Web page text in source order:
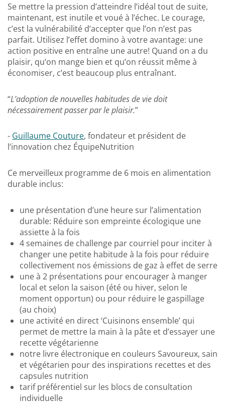
Se mettre la pression d’atteindre l’idéal tout de suite,
maintenant, est inutile et voué à l’échec. Le courage,
c’est la vulnérabilité d’accepter que l’on n’est pas
parfait. Utilisez l’effet domino à votre avantage: une
action positive en entraîne une autre! Quand on a du
plaisir, qu’on mange bien et qu’on réussit même à
économiser, c’est beaucoup plus entraînant.
“L’adoption de nouvelles habitudes de vie doit
nécessairement passer par le plaisir.”
- Guillaume Couture, fondateur et président de
l’innovation chez ÉquipeNutrition
Ce merveilleux programme de 6 mois en alimentation
durable inclus:
une présentation d’une heure sur l’alimentation
durable: Réduire son empreinte écologique une
assiette à la fois
4 semaines de challenge par courriel pour inciter à
changer une petite habitude à la fois pour réduire
collectivement nos émissions de gaz à effet de serre
une à 2 présentations pour encourager à manger
local et selon la saison (été ou hiver, selon le
moment opportun) ou pour réduire le gaspillage
(au choix)
une activité en direct ‘Cuisinons ensemble’ qui
permet de mettre la main à la pâte et d’essayer une
recette végétarienne
notre livre électronique en couleurs Savoureux, sain
et végétarien pour des inspirations recettes et des
capsules nutrition
tarif préférentiel sur les blocs de consultation
individuelle